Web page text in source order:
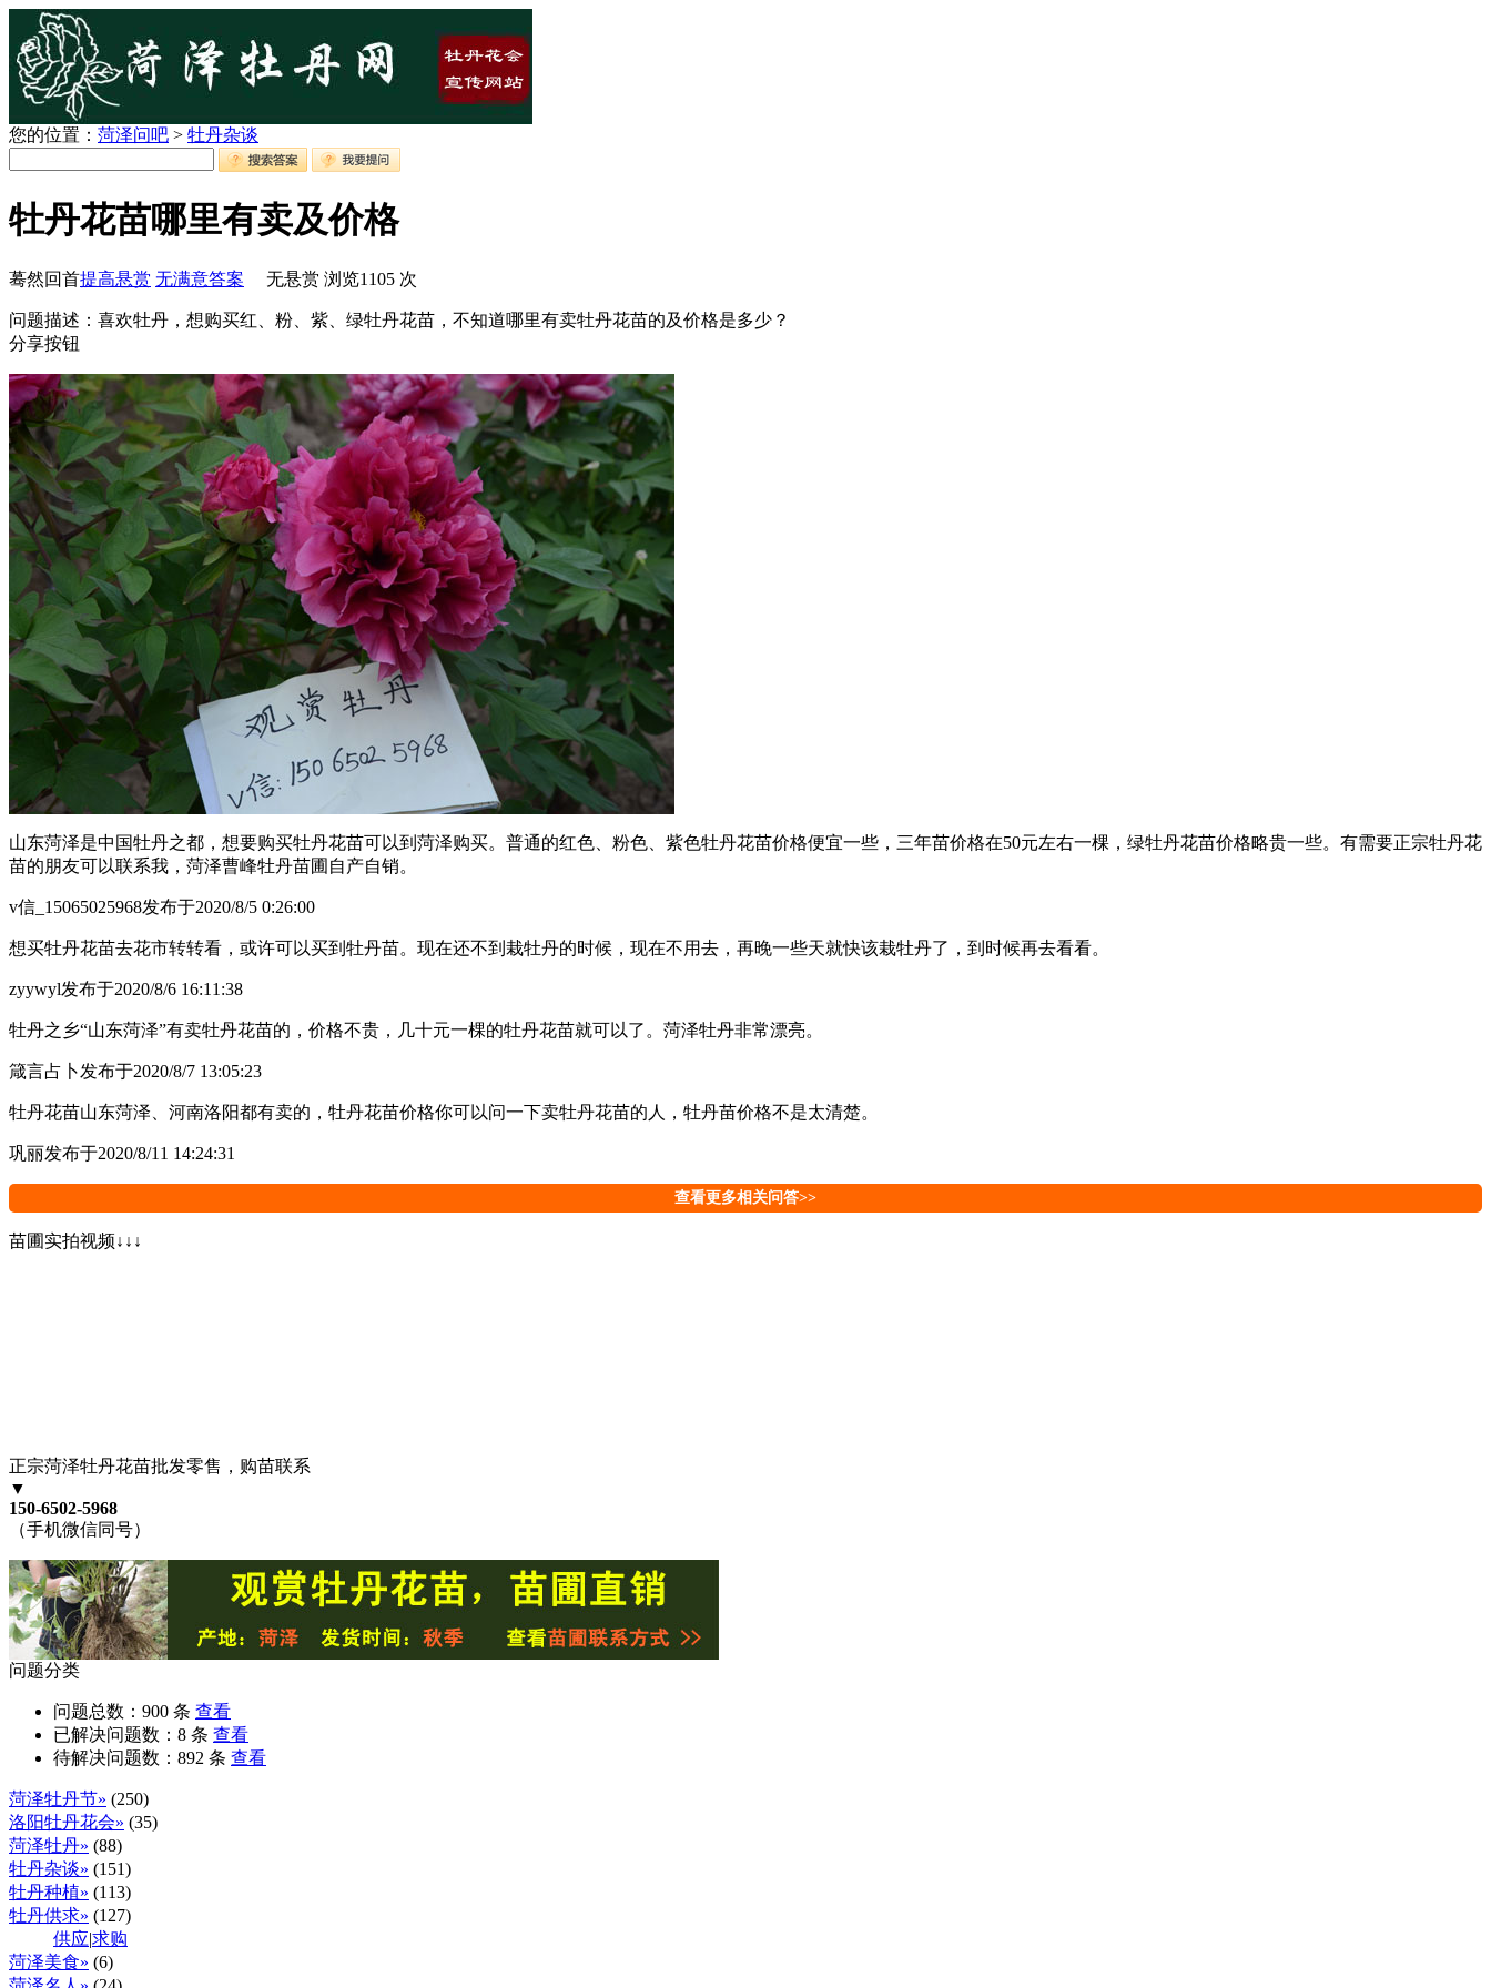
您的位置： 菏泽问吧 > 牡丹杂谈
牡丹花苗哪里有卖及价格
蓦然回首提高悬赏 无满意答案 无悬赏 浏览1105 次
问题描述：喜欢牡丹，想购买红、粉、紫、绿牡丹花苗，不知道哪里有卖牡丹花苗的及价格是多少？
分享按钮
山东菏泽是中国牡丹之都，想要购买牡丹花苗可以到菏泽购买。普通的红色、粉色、紫色牡丹花苗价格便宜一些，三年苗价格在50元左右一棵，绿牡丹花苗价格略贵一些。有需要正宗牡丹花
苗的朋友可以联系我，菏泽曹峰牡丹苗圃自产自销。
v信_15065025968发布于2020/8/5 0:26:00
想买牡丹花苗去花市转转看，或许可以买到牡丹苗。现在还不到栽牡丹的时候，现在不用去，再晚一些天就快该栽牡丹了，到时候再去看看。
zyywyl发布于2020/8/6 16:11:38
牡丹之乡“山东菏泽”有卖牡丹花苗的，价格不贵，几十元一棵的牡丹花苗就可以了。菏泽牡丹非常漂亮。
箴言占卜发布于2020/8/7 13:05:23
牡丹花苗山东菏泽、河南洛阳都有卖的，牡丹花苗价格你可以问一下卖牡丹花苗的人，牡丹苗价格不是太清楚。
巩丽发布于2020/8/11 14:24:31
查看更多相关问答>>
苗圃实拍视频↓↓↓
正宗菏泽牡丹花苗批发零售，购苗联系
▼
150-6502-5968
（手机微信同号）
问题分类
问题总数： 900 条 查看
已解决问题数： 8 条 查看
待解决问题数： 892 条 查看
菏泽牡丹节» (250)
洛阳牡丹花会» (35)
菏泽牡丹» (88)
牡丹杂谈» (151)
牡丹种植» (113)
牡丹供求» (127)
供应|求购
菏泽美食» (6)